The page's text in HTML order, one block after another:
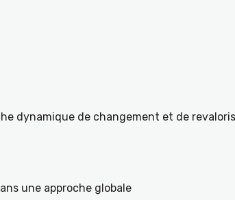
dynamique de changement et de
une approche globale